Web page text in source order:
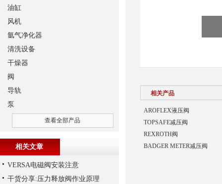
相关产品
AROFLEX液压阀
TOPSAFE减压阀
REXROTH阀
BADGER METER减压阀
油缸
风机
氩气净化器
清洗设备
干燥器
阀
导轨
泵
查看全部产品
相关文章
VERSA电磁阀安装注意
干货分享:压力释放阀作业原理